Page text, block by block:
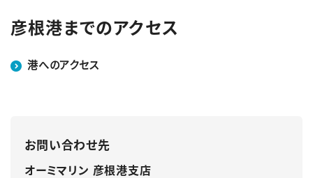
彦根港までのアクセス
港へのアクセス
お問い合わせ先
オーミマリン 彦根港支店